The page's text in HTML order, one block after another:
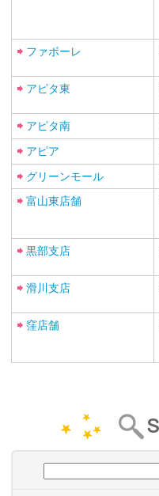
ファボーレ
アピタ東
アピタ南
アピア
グリーンモール
富山東店舗
黒部支店
滑川支店
窪店舗